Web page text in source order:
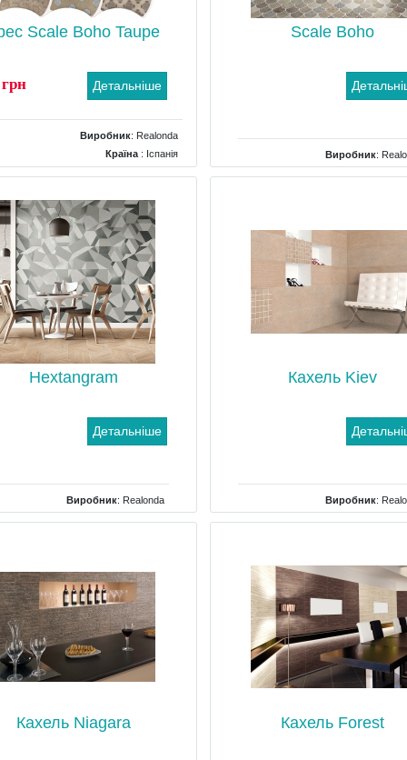
Scale Boho Taupe
Детальніше
Виробник: Realonda
Країна: Іспанія
Розміри: 307x307
Scale Boho
Виробник:
Hextangram
Детальніше
Виробник: Realonda
Кахель Kiev
Виробник:
Кахель Niagara Кахель Forest